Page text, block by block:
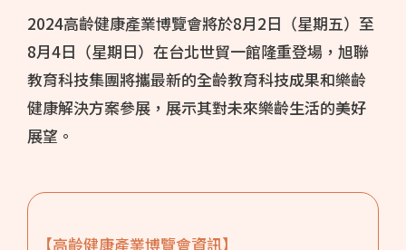
2024高齡健康產業博覽會將於8月2日（星期五）至
8月4日（星期日）在台北世貿一館隆重登場，旭聯
教育科技集團將攜最新的全齡教育科技成果和樂齡
健康解決方案參展，展示其對未來樂齡生活的美好
展望。
【高齡健康產業博覽會資訊】